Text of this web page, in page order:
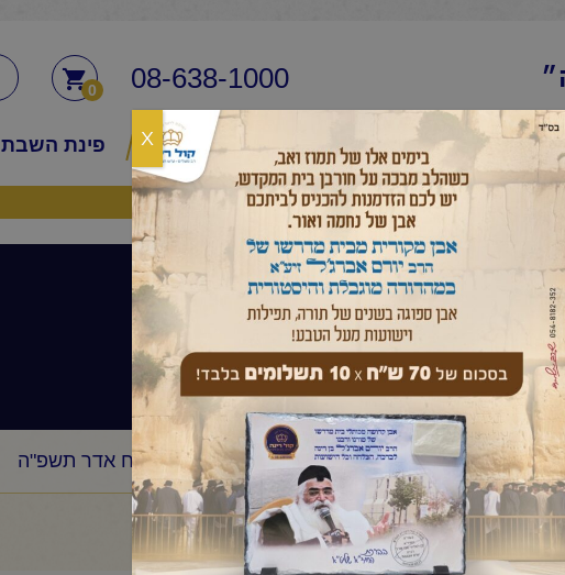
08-638-1000
0
שיעורי החיד״א שאלות ותשובות פינת השבת
היה שותף
קהלת
/קהלת/החיד"א -שיעור בקהלת לקראת שבת-כ"ח אדר תשפ"ה
X